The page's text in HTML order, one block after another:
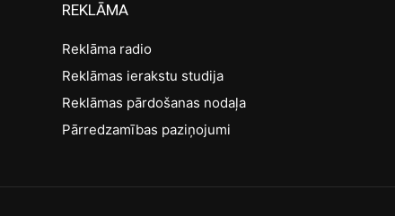
REKLĀMA
Reklāma radio
Reklāmas ierakstu studija
Reklāmas pārdošanas nodaļa
Pārredzamības paziņojumi